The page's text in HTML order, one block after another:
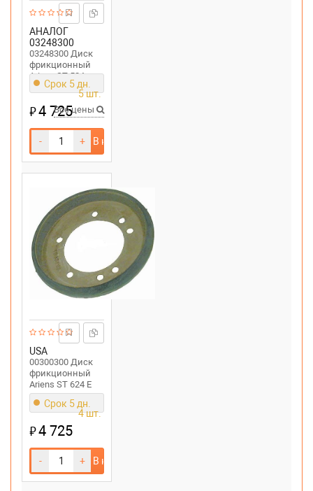
АНАЛОГ
03248300
03248300 Диск
фрикционный
Ariens ST 524
цена , описание,
характеристики
Срок 5 дн.
5 шт.
₽4 725
Все цены
- + В корзину
USA
00300300 Диск
фрикционный
Ariens ST 624 E
цена,наличие,
характеристики
Срок 5 дн.
4 шт.
₽4 725
- + В корзину